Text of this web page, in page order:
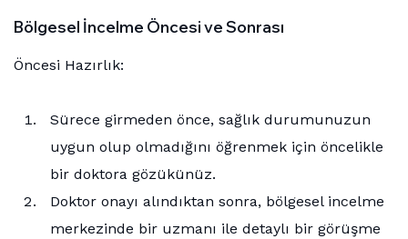
Bölgesel İncelme Öncesi ve Sonrası
Öncesi Hazırlık:
Sürece girmeden önce, sağlık durumunuzun
uygun olup olmadığını öğrenmek için öncelikle
bir doktora gözükünüz.
Doktor onayı alındıktan sonra, bölgesel incelme
merkezinde bir uzmanı ile detaylı bir görüşme